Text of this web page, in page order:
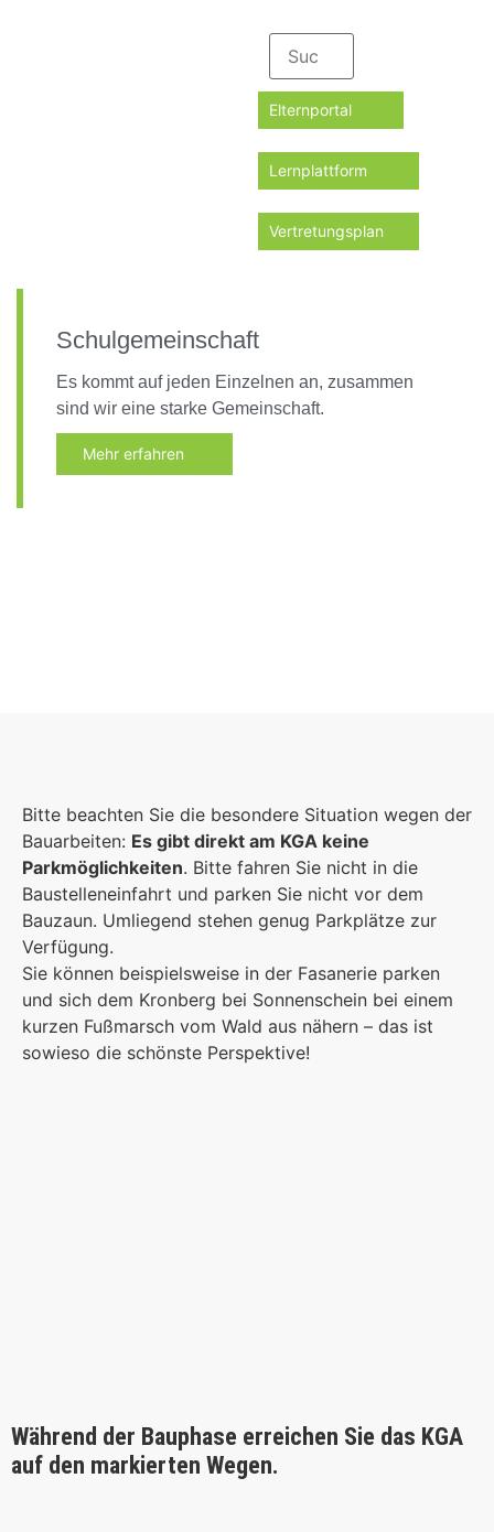
Elternportal
Lernplattform
Vertretungsplan
Schulgemeinschaft
Es kommt auf jeden Einzelnen an, zusammen
sind wir eine starke Gemeinschaft.
Mehr erfahren
Bitte beachten Sie die besondere Situation wegen der
Bauarbeiten: Es gibt direkt am KGA keine
Parkmöglichkeiten. Bitte fahren Sie nicht in die
Baustelleneinfahrt und parken Sie nicht vor dem
Bauzaun. Umliegend stehen genug Parkplätze zur
Verfügung.
Sie können beispielsweise in der Fasanerie parken
und sich dem Kronberg bei Sonnenschein bei einem
kurzen Fußmarsch vom Wald aus nähern – das ist
sowieso die schönste Perspektive!
Während der Bauphase erreichen Sie das KGA
auf den markierten Wegen.